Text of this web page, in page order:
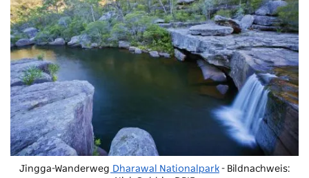
Jingga-Wanderweg Dharawal Nationalpark - Bildnachweis: